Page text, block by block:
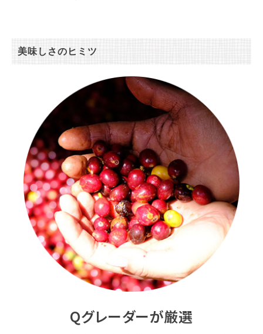
美味しさのヒミツ
Qグレーダーが厳選